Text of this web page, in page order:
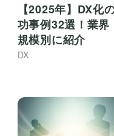
【2025年】DX化
功事例32選！業界
規模別に紹介
DX